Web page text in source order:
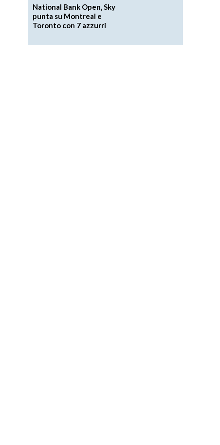
National Bank Open, Sky
punta su Montreal e
Toronto con 7 azzurri